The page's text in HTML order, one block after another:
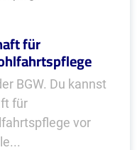
für
BGW. Du kannst
für
vor